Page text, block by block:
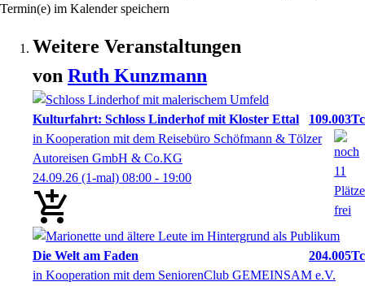
Termin(e) im Kalender speichern
Weitere Veranstaltungen
von Ruth Kunzmann
Kulturfahrt: Schloss Linderhof mit Kloster Ettal
109.003Tc
in Kooperation mit dem Reisebüro Schöfmann & Tölzer
Autoreisen GmbH & Co.KG
24.09.26 (1-mal) 08:00 - 19:00
Die Welt am Faden
204.005Tc
in Kooperation mit dem SeniorenClub GEMEINSAM e.V.